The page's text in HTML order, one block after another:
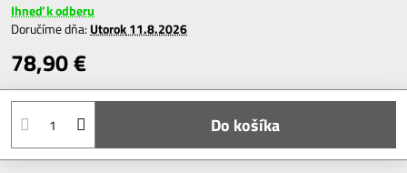
Ihneď k odberu
Doručíme dňa: Utorok11.8.2026
78,90 €
Do košíka